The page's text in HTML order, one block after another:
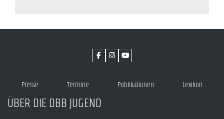
Presse Termine Publikationen Lexikon
ÜBER DIE DBB JUGEND